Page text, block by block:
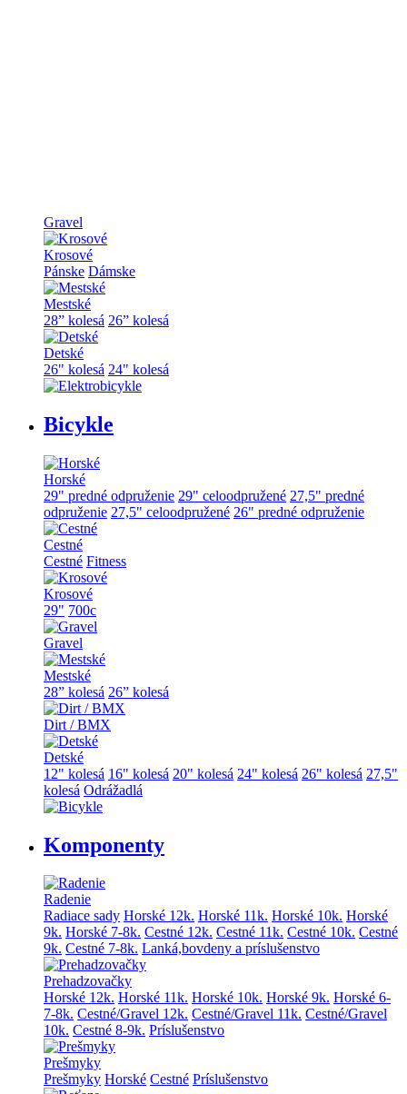
Gravel
Krosové
Pánske Dámske
Mestské
28” kolesá 26” kolesá
Detské
26" kolesá 24" kolesá
Bicykle
Horské
29" predné odpruženie 29" celoodpružené 27,5" predné
odpruženie 27,5" celoodpružené 26" predné odpruženie
Cestné
Cestné Fitness
Krosové
29" 700c
Gravel
Mestské
28” kolesá 26” kolesá
Dirt / BMX
Detské
12" kolesá 16" kolesá 20" kolesá 24" kolesá 26" kolesá 27,5"
kolesá Odrážadlá
Komponenty
Radenie
Radiace sady Horské 12k. Horské 11k. Horské 10k. Horské
9k. Horské 7-8k. Cestné 12k. Cestné 11k. Cestné 10k. Cestné
9k. Cestné 7-8k. Lanká,bovdeny a príslušenstvo
Prehadzovačky
Horské 12k. Horské 11k. Horské 10k. Horské 9k. Horské 6-
7-8k. Cestné/Gravel 12k. Cestné/Gravel 11k. Cestné/Gravel
10k. Cestné 8-9k. Príslušenstvo
Prešmyky
Prešmyky Horské Cestné Príslušenstvo